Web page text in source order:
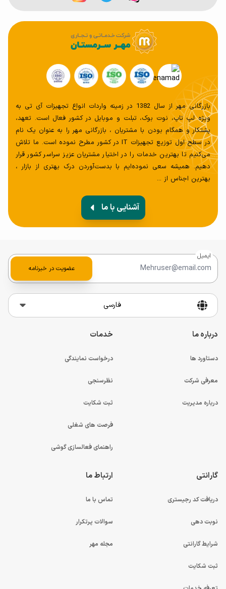
بازرگانی مهر از سال 1382 در زمینه واردات انواع تجهیزات آی تی به
ویژه لپ تاپ، نوت بوک، تبلت و موبایل در کشور فعال است. تعهد،
پشتکار و همگام بودن با مشتریان ، بازرگانی مهر را به عنوان یک نام
در سطح اول توزیع تجهیزات IT در کشور مطرح نموده است. ما تلاش
می‌کنیم تا بهترین خدمات را در اختیار مشتریان عزیز سراسر کشور قرار
دهیم. همیشه سعی‌ نموده‌ایم با بدست‌آوردن درک بهتری از بازار ،
بهترین اجناس از ...
آشنایی با ما
درباره ما
دستاورد ها
معرفی شرکت
درباره مدیریت
خدمات
درخواست نمایندگی
نظرسنجی
ثبت شکایت
فرصت های شغلی
راهنمای فعالسازی گوشی
گارانتی
دریافت کد رجیستری
نوبت دهی
شرایط گارانتی
ثبت شکایت
ارتباط ما
تماس با ما
سوالات پرتکرار
مجله مهر
ایمیل
عضویت در خبرنامه
فارسی